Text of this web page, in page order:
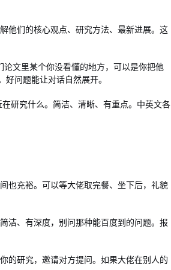
他们的核心观点、研究方法、最新进展。这
文里某个你没看懂的地方，可以是你把他
问题能让对话自然展开。
研究什么。简洁、清晰、有重点。中英文各
也充裕。可以等大佬取完餐、坐下后，礼貌
洁、有深度，别问那种能百度到的问题。报
的研究，邀请对方提问。如果大佬在别人的